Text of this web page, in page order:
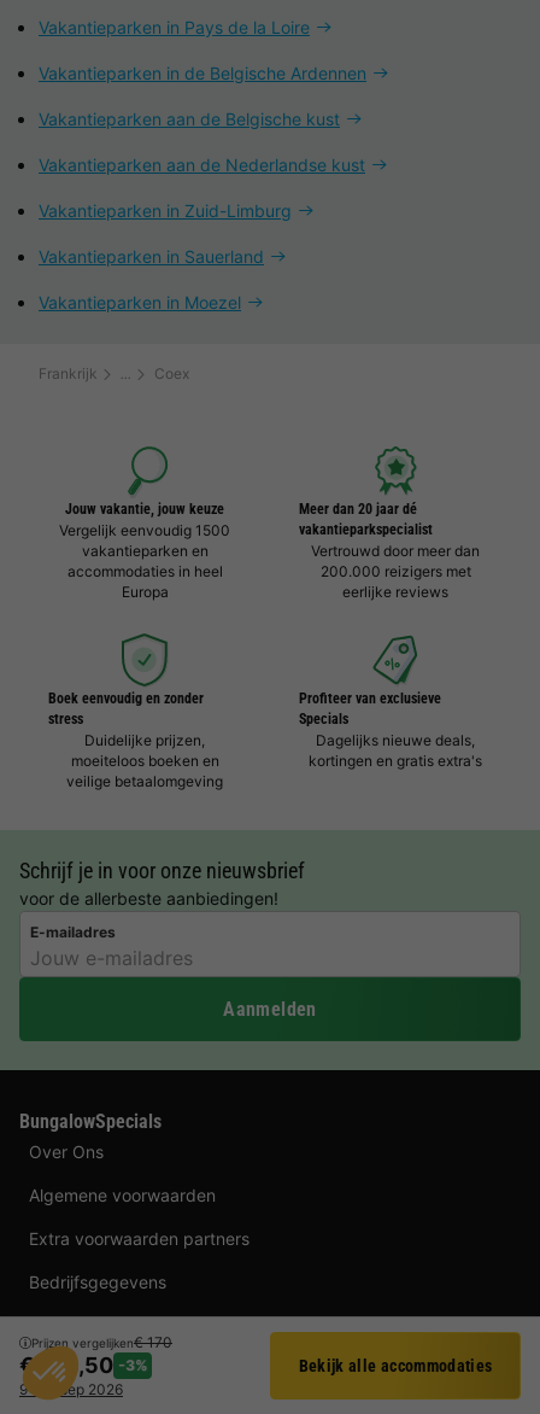
Filter
Prijzen vergelijken€ 170
-3%
€ 164,50
9 - 11 sep 2026
Bekijk alle accommodaties
Vakantieparken in Pays de la Loire
Vakantieparken in de Belgische Ardennen
Vakantieparken aan de Belgische kust
Vakantieparken aan de Nederlandse kust
Vakantieparken in Zuid-Limburg
Vakantieparken in Sauerland
Vakantieparken in Moezel
Frankrijk Coex
Jouw vakantie, jouw keuze
Vergelijk eenvoudig 1500
vakantieparken en
accommodaties in heel
Europa
Meer dan 20 jaar dé
vakantieparkspecialist
Vertrouwd door meer dan
200.000 reizigers met
eerlijke reviews
Boek eenvoudig en zonder
stress
Duidelijke prijzen,
moeiteloos boeken en
veilige betaalomgeving
Profiteer van exclusieve
Specials
Dagelijks nieuwe deals,
kortingen en gratis extra's
Schrijf je in voor onze nieuwsbrief
voor de allerbeste aanbiedingen!
E-mailadres
Aanmelden
BungalowSpecials
Over Ons
Algemene voorwaarden
Extra voorwaarden partners
Bedrijfsgegevens
Blog